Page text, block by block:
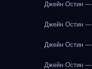
Джейн Остин —
Джейн Остин —
Джейн Остин —
Джейн Остин —